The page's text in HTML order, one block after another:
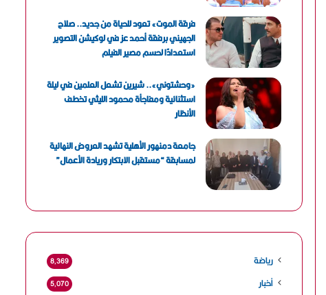
فرقة الموت» تعود للحياة من جديد.. صلاح
الجهيني برفقة أحمد عز في لوكيشن التصوير
استعدادًا لحسم مصير الفيلم
«وحشتوني».. شيرين تشعل العلمين في ليلة
استثنائية ومفاجأة محمود الليثي تخطف
الأنظار
جامعة دمنهور الأهلية تشهد العروض النهائية
لمسابقة “مستقبل الابتكار وريادة الأعمال”
رياضة 8٬369
أخبار 5٬070